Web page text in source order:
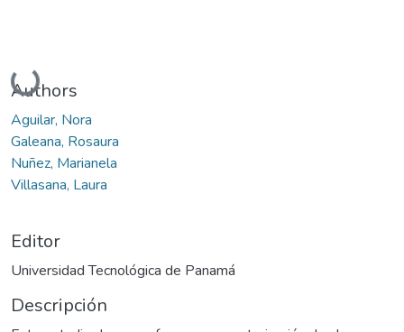
Cargando...
Authors
Aguilar, Nora
Galeana, Rosaura
Nuñez, Marianela
Villasana, Laura
Editor
Universidad Tecnológica de Panamá
Descripción